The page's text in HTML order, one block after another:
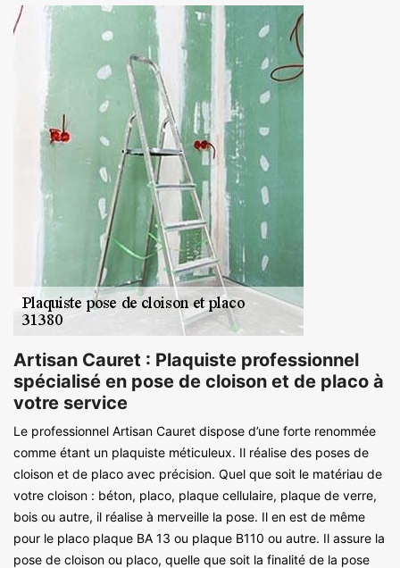
Artisan Cauret : Plaquiste professionnel
spécialisé en pose de cloison et de placo à
votre service
Le professionnel Artisan Cauret dispose d’une forte renommée
comme étant un plaquiste méticuleux. Il réalise des poses de
cloison et de placo avec précision. Quel que soit le matériau de
votre cloison : béton, placo, plaque cellulaire, plaque de verre,
bois ou autre, il réalise à merveille la pose. Il en est de même
pour le placo plaque BA 13 ou plaque B110 ou autre. Il assure la
pose de cloison ou placo, quelle que soit la finalité de la pose